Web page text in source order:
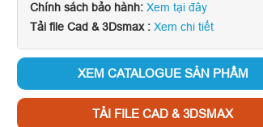
Chính sách bảo hành:Xem tại đây
Tải file Cad & 3Dsmax :Xem chi tiết
XEM CATALOGUE SẢN PHẨM
TẢI FILE CAD & 3DSMAX